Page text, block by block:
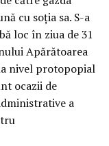
cu soția sa. S-a
loc în ziua de 31
Apărătoarea
nivel protopopial
ocazii de
a